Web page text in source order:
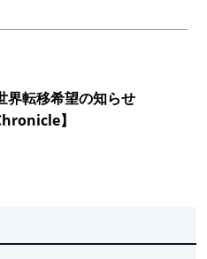
界転移希望の知らせ
】